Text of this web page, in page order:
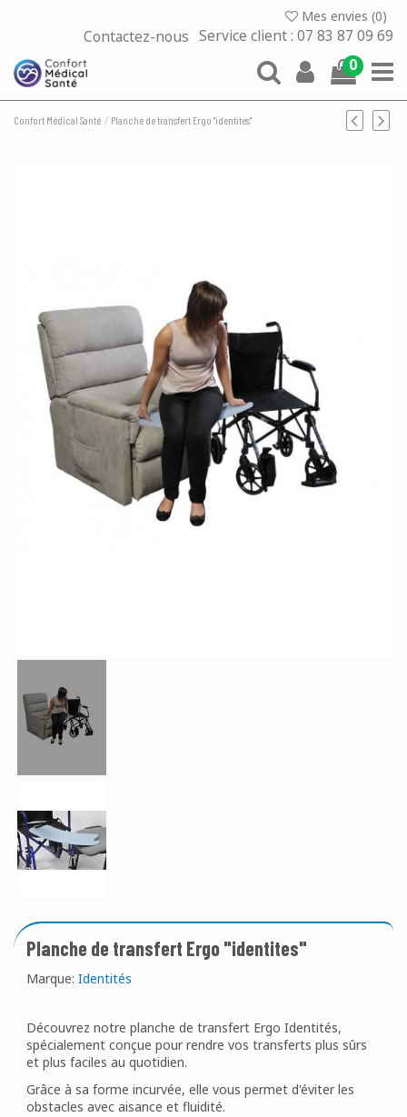
Mes envies (0)
Contactez-nous Service client : 07 83 87 09 69
0
Confort Médical Santé Planche de transfert Ergo "identites"
Planche de transfert Ergo "identites"
Marque: Identités
Découvrez notre planche de transfert Ergo Identités,
spécialement conçue pour rendre vos transferts plus sûrs
et plus faciles au quotidien.
Grâce à sa forme incurvée, elle vous permet d'éviter les
obstacles avec aisance et fluidité.